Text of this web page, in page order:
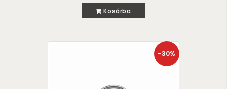
Kosárba
-30%